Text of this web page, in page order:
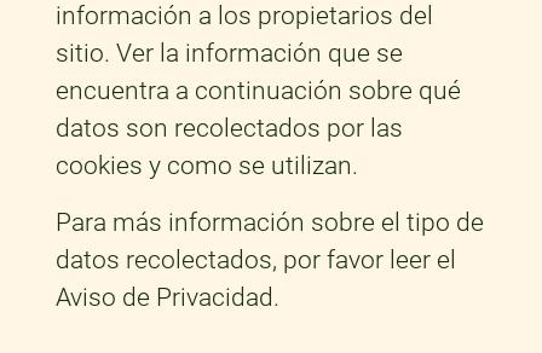
información a los propietarios del
sitio. Ver la información que se
encuentra a continuación sobre qué
datos son recolectados por las
cookies y como se utilizan.
Para más información sobre el tipo de
datos recolectados, por favor leer el
Aviso de Privacidad.